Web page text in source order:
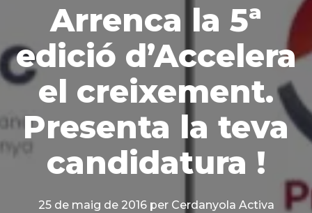
Arrenca la 5ª
edició d’Accelera
el creixement.
Presenta la teva
candidatura !
25 de maig de 2016 per Cerdanyola Activa